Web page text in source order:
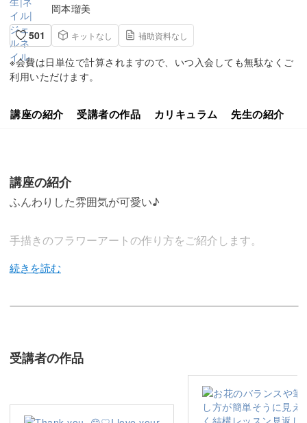
岡本瑠美
501
キットなし 補助資料なし
※会費は日単位で計算されますので、いつ入会しても無駄なくご
利用いただけます。
講座の紹介 受講者の作品 カリキュラム 先生の紹介
講座の紹介
ふんわりした雰囲気が可愛い♪
手描きのフラワーアートの作り方をご紹介します。
今回はナチュラルなカラーを使いますが、お好きなカラー
受講者の作品